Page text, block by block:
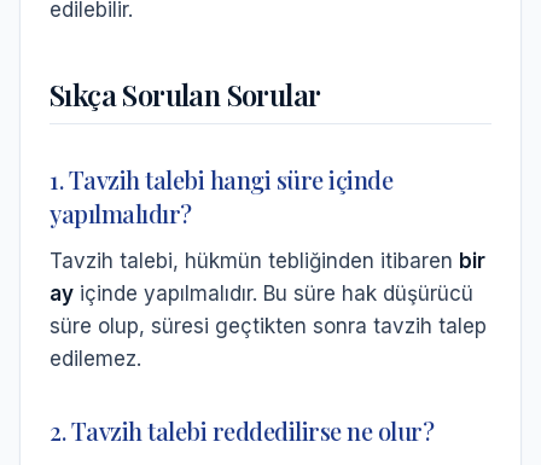
edilebilir.
Sıkça Sorulan Sorular
1. Tavzih talebi hangi süre içinde
yapılmalıdır?
Tavzih talebi, hükmün tebliğinden itibaren bir
ay içinde yapılmalıdır. Bu süre hak düşürücü
süre olup, süresi geçtikten sonra tavzih talep
edilemez.
2. Tavzih talebi reddedilirse ne olur?